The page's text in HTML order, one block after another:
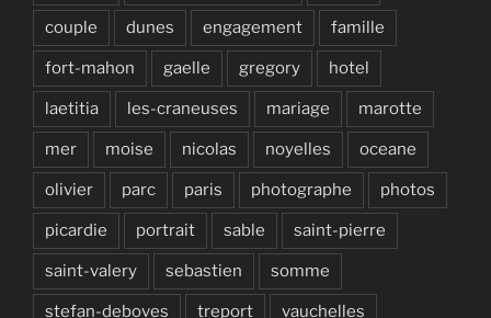
couple dunes engagement famille
fort-mahon gaelle gregory hotel
laetitia les-craneuses mariage marotte
mer moise nicolas noyelles oceane
olivier parc paris photographe photos
picardie portrait sable saint-pierre
saint-valery sebastien somme
stefan-deboves treport vauchelles